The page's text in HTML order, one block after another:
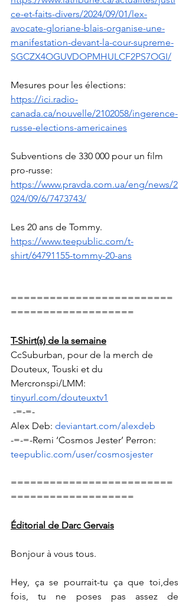
ce-et-faits-divers/2024/09/01/lex-
avocate-gloriane-blais-organise-une-
manifestation-devant-la-cour-supreme-
SGCZX4OGUVDOPMHULCF2PS7OGI/
Mesures pour les élections:
https://ici.radio-
canada.ca/nouvelle/2102058/ingerence-
russe-elections-americaines
Subventions de 330 000 pour un film
pro-russe:
https://www.pravda.com.ua/eng/news/2
024/09/6/7473743/
Les 20 ans de Tommy.
https://www.teepublic.com/t-
shirt/64791155-tommy-20-ans
=========================
===================
T-Shirt(s) de la semaine
CcSuburban, pour de la merch de
Douteux, Touski et du
Mercronspi/LMM:
tinyurl.com/douteuxtv1
-=-=-
Alex Deb: deviantart.com/alexdeb
-=-=-Remi ‘Cosmos Jester’ Perron:
teepublic.com/user/cosmosjester
=========================
===================
Éditorial de Darc Gervais
Bonjour à vous tous.
Hey, ça se pourrait-tu ça que toi,des
fois, tu ne poses pas assez de